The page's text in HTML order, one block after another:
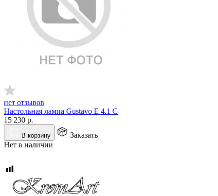
нет отзывов
Настольная лампа Gustavo E 4.1 C
15 230 р.
В корзину
Заказать
Нет в наличии